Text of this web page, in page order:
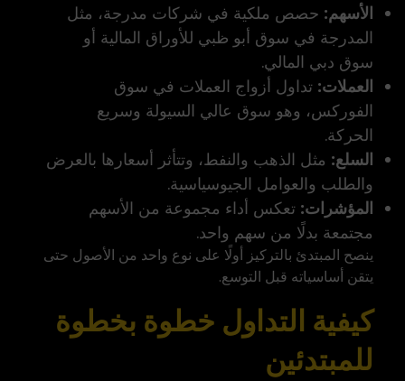
الأسهم: حصص ملكية في شركات مدرجة، مثل
المدرجة في سوق أبو ظبي للأوراق المالية أو
سوق دبي المالي.
العملات: تداول أزواج العملات في سوق
الفوركس، وهو سوق عالي السيولة وسريع
الحركة.
السلع: مثل الذهب والنفط، وتتأثر أسعارها بالعرض
والطلب والعوامل الجيوسياسية.
المؤشرات: تعكس أداء مجموعة من الأسهم
مجتمعة بدلًا من سهم واحد.
ينصح المبتدئ بالتركيز أولًا على نوع واحد من الأصول حتى
يتقن أساسياته قبل التوسع.
كيفية التداول خطوة بخطوة
للمبتدئين